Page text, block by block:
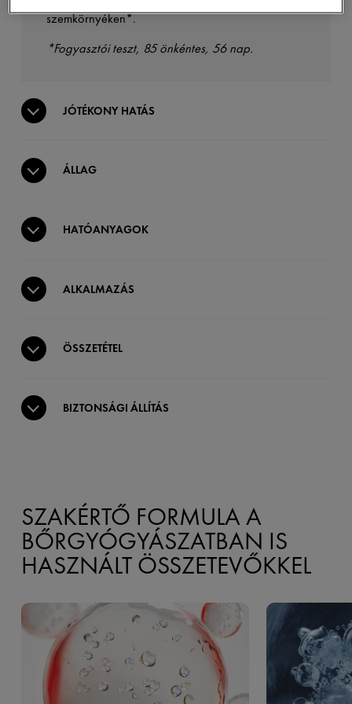
szemkörnyéken*.
*Fogyasztói teszt, 85 önkéntes, 56 nap.
JÓTÉKONY HATÁS
ÁLLAG
HATÓANYAGOK
ALKALMAZÁS
ÖSSZETÉTEL
BIZTONSÁGI ÁLLÍTÁS
SZAKÉRTŐ FORMULA A
BŐRGYÓGYÁSZATBAN IS
HASZNÁLT ÖSSZETEVŐKKEL